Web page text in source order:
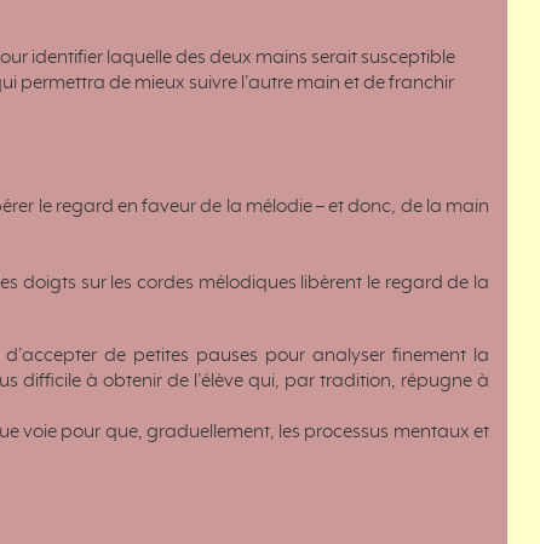
identifier laquelle des deux mains serait susceptible
permettra de mieux suivre l’autre main et de franchir
le regard en faveur de la mélodie – et donc, de la main
doigts sur les cordes mélodiques libèrent le regard de la
de petites pauses pour analyser finement la
difficile à obtenir de l’élève qui, par tradition, répugne à
voie pour que, graduellement, les processus mentaux et